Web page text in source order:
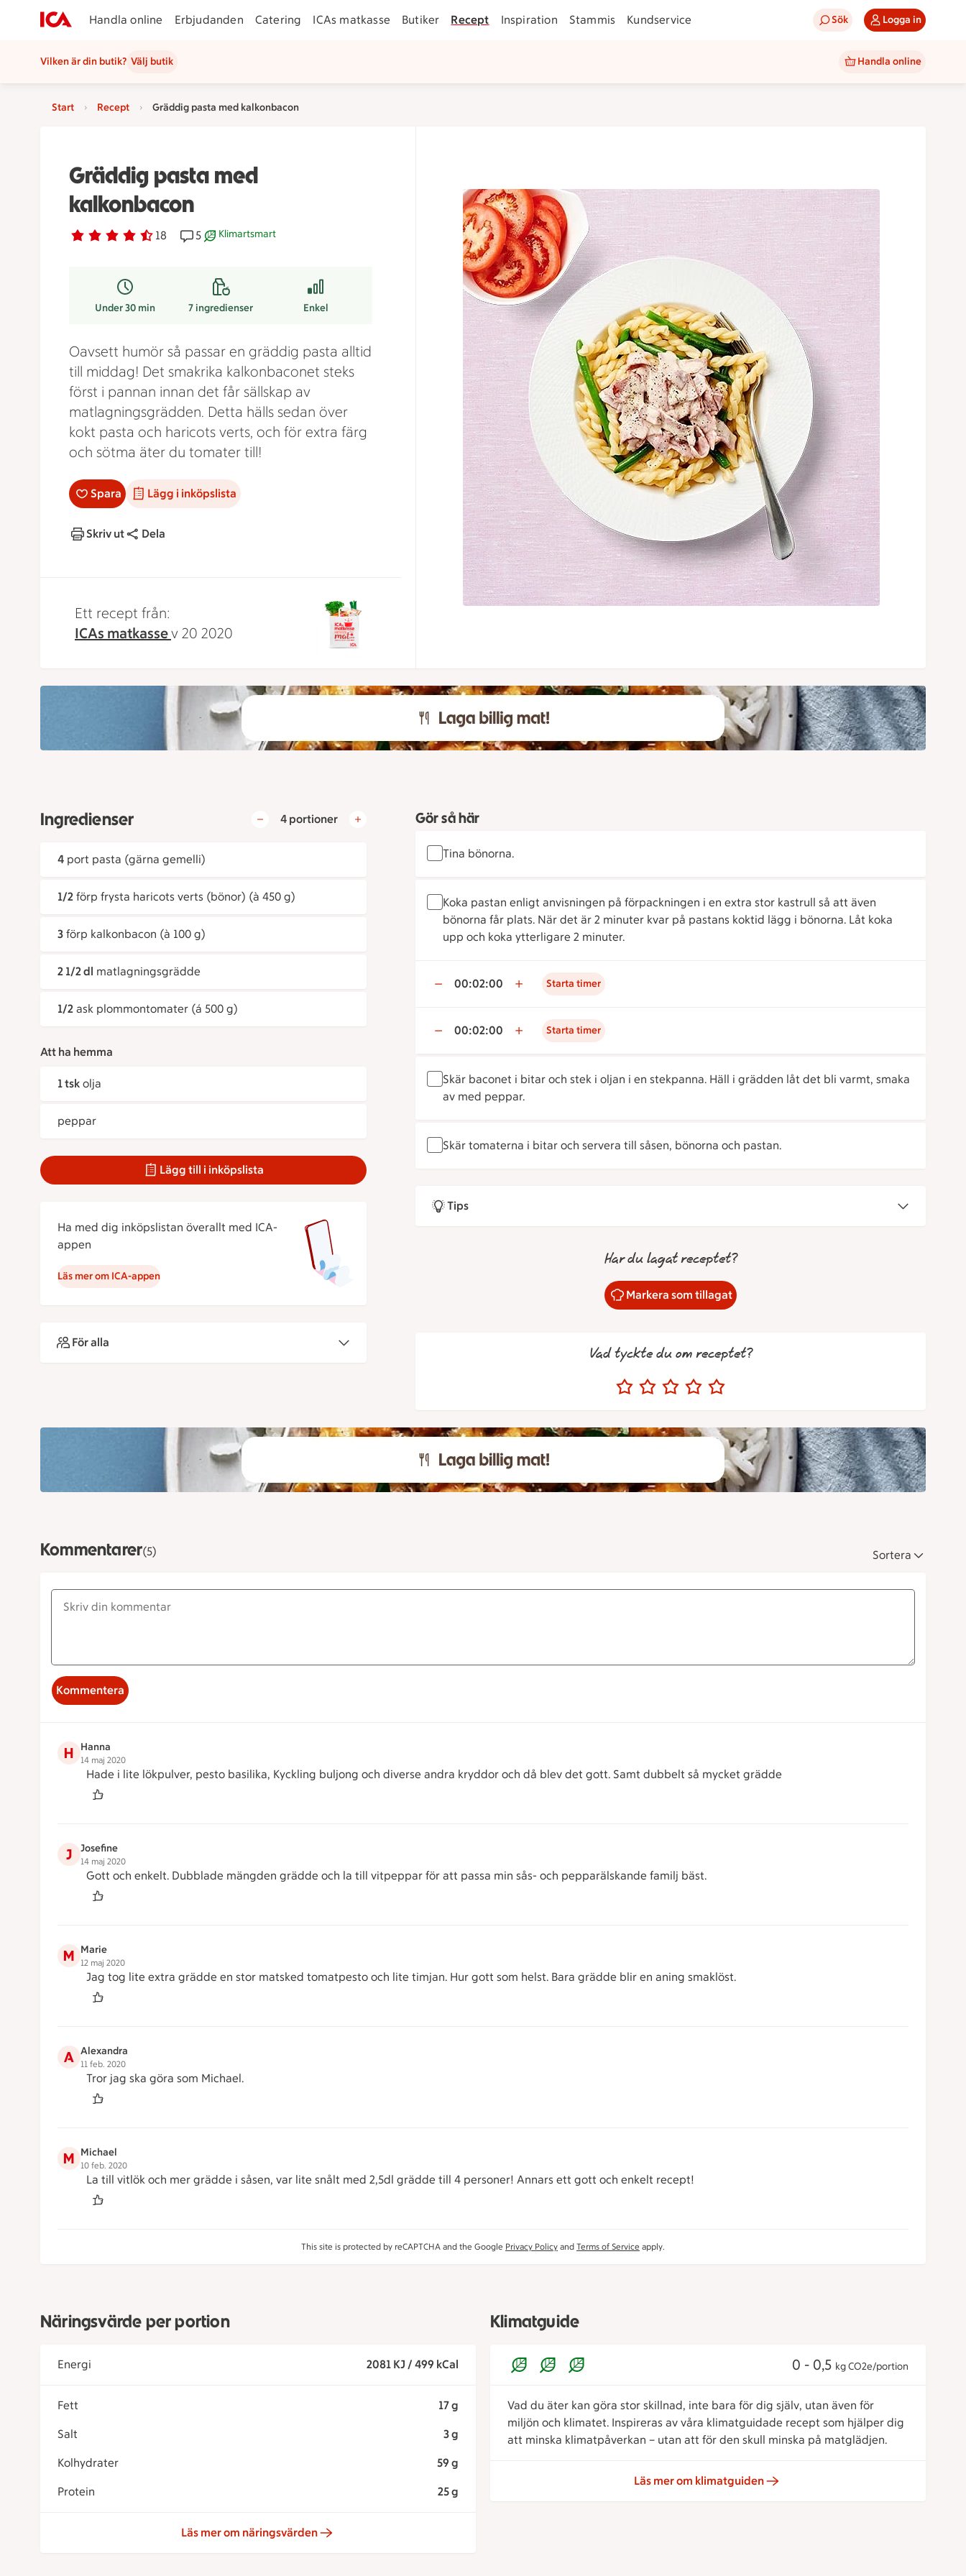
Handla online Erbjudanden Catering ICAs matkasse Butiker Recept Inspiration Stammis Kundservice Sök Logga in
Vilken är din butik? Välj butik Handla online
Start Recept Gräddig pasta med kalkonbacon
Gräddig pasta med
kalkonbacon
Betyg 4.2 av 5. 18
18 personer har röstatReceptet har 5 kommentarer
5 Receptet är ett klimartsmart val.
Klimartsmart
Under 30 min 7ingredienser Enkel
Oavsett humör så passar en gräddig pasta alltid
till middag! Det smakrika kalkonbaconet steks
först i pannan innan det får sällskap av
matlagningsgrädden. Detta hälls sedan över
kokt pasta och haricots verts, och för extra färg
och sötma äter du tomater till!
Spara Lägg i inköpslista
Skriv ut Dela
Ett recept från:
ICAs matkassev 20 2020
Ingredienser 4 portioner
4 port pasta (gärna gemelli)
1/2 förp frysta haricots verts (bönor) (à 450 g)
3 förp kalkonbacon (à 100 g)
2 1/2 dl matlagningsgrädde
1/2 ask plommontomater (á 500 g)
Att ha hemma
1 tsk olja
peppar
Lägg till i inköpslista
Ha med dig inköpslistan överallt med ICA-
appen
Läs mer om ICA-appen
För alla
Gör så här
Tina bönorna.
Koka pastan enligt anvisningen på förpackningen i en extra stor kastrull så att även
bönorna får plats. När det är 2 minuter kvar på pastans koktid lägg i bönorna. Låt koka
upp och koka ytterligare 2 minuter.
00:02:00 Starta timer
00:02:00 Starta timer
Skär baconet i bitar och stek i oljan i en stekpanna. Häll i grädden låt det bli varmt, smaka
av med peppar.
Skär tomaterna i bitar och servera till såsen, bönorna och pastan.
Tips
Har du lagat receptet?
Markera som tillagat
Vad tyckte du om receptet?
Kommentarer(5) Sortera
Kommentera
H Hanna
14 maj 2020
Hade i lite lökpulver, pesto basilika, Kyckling buljong och diverse andra kryddor och då blev det gott. Samt dubbelt så mycket grädde
J Josefine
14 maj 2020
Gott och enkelt. Dubblade mängden grädde och la till vitpeppar för att passa min sås- och pepparälskande familj bäst.
M Marie
12 maj 2020
Jag tog lite extra grädde en stor matsked tomatpesto och lite timjan. Hur gott som helst. Bara grädde blir en aning smaklöst.
A Alexandra
11 feb. 2020
Tror jag ska göra som Michael.
M Michael
10 feb. 2020
La till vitlök och mer grädde i såsen, var lite snålt med 2,5dl grädde till 4 personer! Annars ett gott och enkelt recept!
This site is protected by reCAPTCHA and the Google Privacy Policy and Terms of Service apply.
Näringsvärde per portion
Energi 2081 KJ / 499 kCal
Fett 17 g
Salt 3 g
Kolhydrater 59 g
Protein 25 g
Läs mer om näringsvärden
Klimatguide
0 - 0,5 kg CO2e/portion
Vad du äter kan göra stor skillnad, inte bara för dig själv, utan även för
miljön och klimatet. Inspireras av våra klimatguidade recept som hjälper dig
att minska klimatpåverkan – utan att för den skull minska på matglädjen.
Läs mer om klimatguiden